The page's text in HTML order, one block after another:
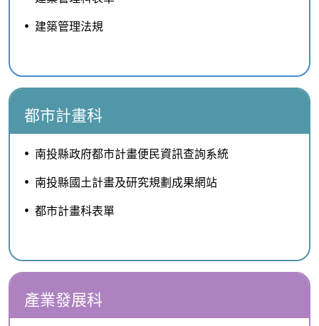
建築管理法規
都市計畫科
南投縣政府都市計畫便民資訊查詢系統
南投縣國土計畫及研究規劃成果網站
都市計畫科表單
產業發展科